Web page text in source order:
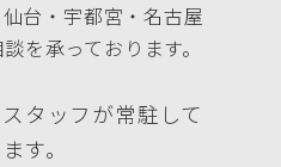
台・宇都宮・名古屋
を承っております。
タッフが常駐して
す。